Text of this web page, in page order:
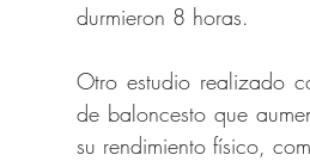
durmieron 8 horas.
Otro estudio realizado
de baloncesto que
su rendimiento físico,